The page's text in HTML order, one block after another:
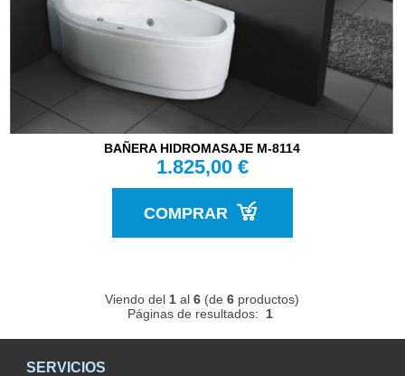
BAÑERA HIDROMASAJE M-8114
1.825,00 €
COMPRAR
Viendo del 1 al6 (de6 productos)
Páginas de resultados: 1
SERVICIOS